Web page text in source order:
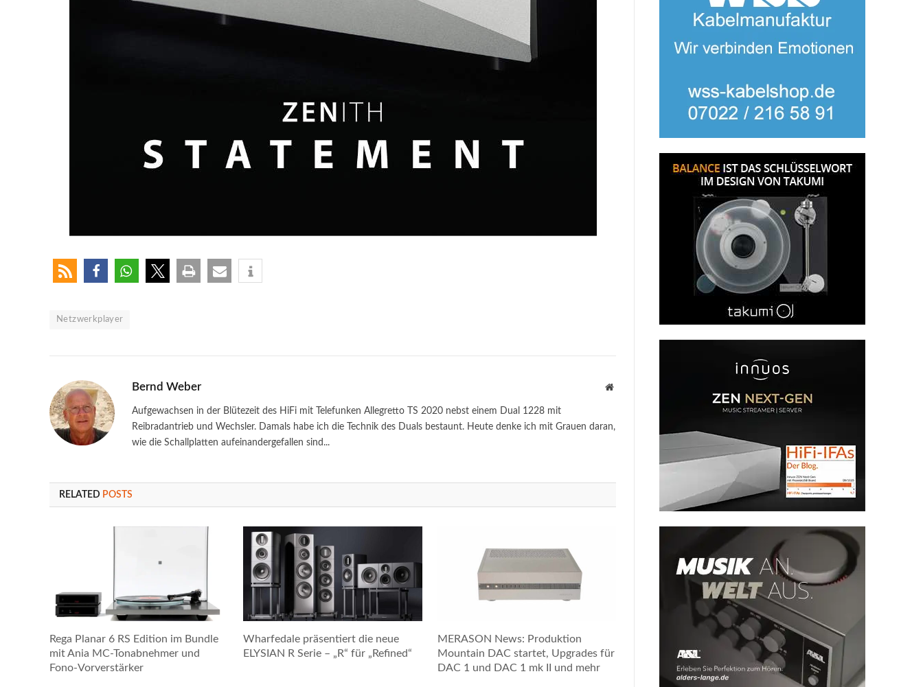
Netzwerkplayer
Bernd Weber Website
Aufgewachsen in der Blütezeit des HiFi mit Telefunken Allegretto TS 2020 nebst einem Dual 1228 mit
Reibradantrieb und Wechsler. Damals habe ich die Technik des Duals bestaunt. Heute denke ich mit Grauen daran,
wie die Schallplatten aufeinandergefallen sind...
RELATED POSTS
Rega Planar 6 RS Edition im Bundle
mit Ania MC-Tonabnehmer und
Fono-Vorverstärker
Wharfedale präsentiert die neue
ELYSIAN R Serie – „R“ für „Refined“
MERASON News: Produktion
Mountain DAC startet, Upgrades für
DAC 1 und DAC 1 mk II und mehr